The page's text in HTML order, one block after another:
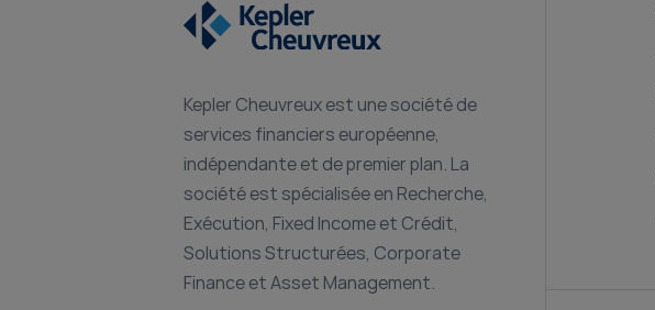
Kepler Cheuvreux est une société de
services financiers européenne,
indépendante et de premier plan. La
société est spécialisée en Recherche,
Exécution, Fixed Income et Crédit,
Solutions Structurées, Corporate
Finance et Asset Management.